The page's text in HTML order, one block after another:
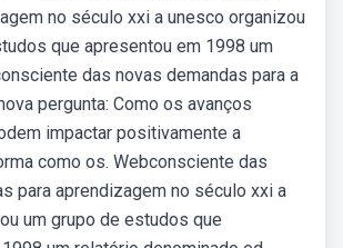
no século xxi a unesco organizou
que apresentou em 1998 um
das novas demandas para a
pergunta: Como os avanços
impactar positivamente a
como os. Webconsciente das
para aprendizagem no século xxi a
um grupo de estudos que